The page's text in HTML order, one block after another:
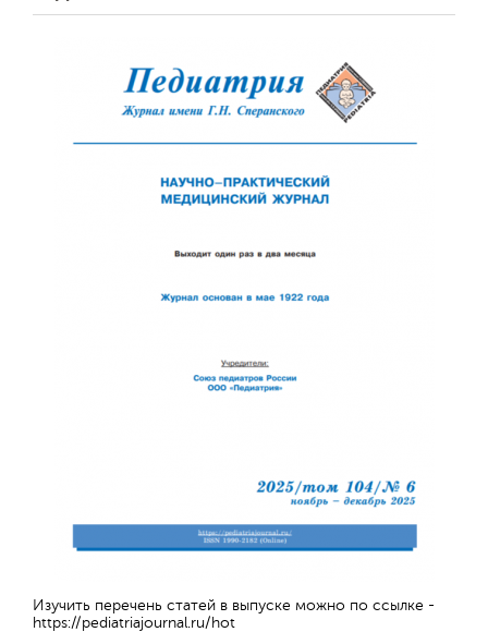
Изучить перечень статей в выпуске можно по ссылке -
https://pediatriajournal.ru/hot